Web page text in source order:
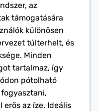
az
támogatására
különösen
túlterhelt, és
Minden
tartalmaz, így
pótolható
erős az íze. Ideális